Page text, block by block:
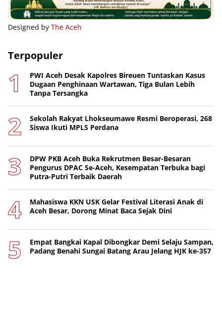
Designed by The Aceh
Terpopuler
PWI Aceh Desak Kapolres Bireuen Tuntaskan Kasus
Dugaan Penghinaan Wartawan, Tiga Bulan Lebih
Tanpa Tersangka
Sekolah Rakyat Lhokseumawe Resmi Beroperasi, 268
Siswa Ikuti MPLS Perdana
DPW PKB Aceh Buka Rekrutmen Besar-Besaran
Pengurus DPAC Se-Aceh, Kesempatan Terbuka bagi
Putra-Putri Terbaik Daerah
Mahasiswa KKN USK Gelar Festival Literasi Anak di
Aceh Besar, Dorong Minat Baca Sejak Dini
Empat Bangkai Kapal Dibongkar Demi Selaju Sampan,
Padang Benahi Sungai Batang Arau Jelang HJK ke-357